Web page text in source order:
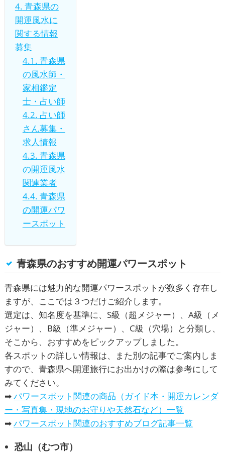
4. 青森県の
開運風水に
関する情報
募集
4.1. 青森県
の風水師・
家相鑑定
士・占い師
4.2. 占い師
さん募集・
求人情報
4.3. 青森県
の開運風水
関連業者
4.4. 青森県
の開運パワ
ースポット
青森県のおすすめ開運パワースポット
青森県には魅力的な開運パワースポットが数多く存在し
ますが、ここでは３つだけご紹介します。
選定は、知名度を基準に、S級（超メジャー）、A級（メ
ジャー）、B級（準メジャー）、C級（穴場）と分類し、
そこから、おすすめをピックアップしました。
各スポットの詳しい情報は、また別の記事でご案内しま
すので、青森県へ開運旅行にお出かけの際は参考にして
みてください。
➡パワースポット関連の商品（ガイド本・開運カレンダ
ー・写真集・現地のお守りや天然石など）一覧
➡パワースポット関連のおすすめブログ記事一覧
恐山（むつ市）